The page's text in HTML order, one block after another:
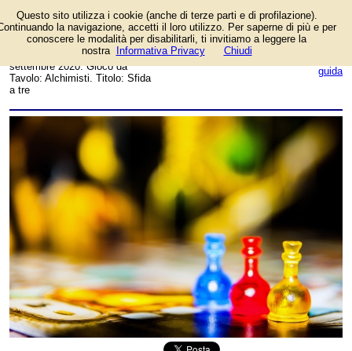
guida
Foto dell'autore Daniele
candidata al contest
fotografico su FotoGiochi.
Data inserimento: domenica 20
settembre 2020. Gioco da
Tavolo: Alchimisti. Titolo: Sfida
a tre
Questo sito utilizza i cookie (anche di terze parti e di profilazione).
la navigazione, accetti il loro utilizzo. Per saperne di più e per
conoscere le modalità per disabilitarli, ti invitiamo a leggere la
nostra
Informativa Privacy Chiudi